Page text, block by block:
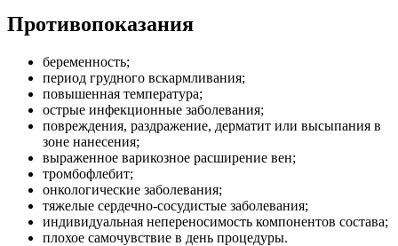
Противопоказания
беременность;
период грудного вскармливания;
повышенная температура;
острые инфекционные заболевания;
повреждения, раздражение, дерматит или высыпания в
зоне нанесения;
выраженное варикозное расширение вен;
тромбофлебит;
онкологические заболевания;
тяжелые сердечно-сосудистые заболевания;
индивидуальная непереносимость компонентов состава;
плохое самочувствие в день процедуры.